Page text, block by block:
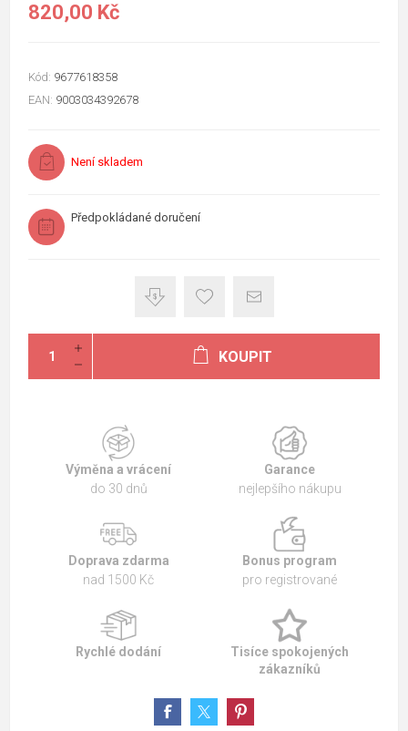
820,00 Kč
Kód: 9677618358
EAN: 9003034392678
Není skladem
Předpokládané doručení
KOUPIT
Výměna a vrácení
do 30 dnů
Garance
nejlepšího nákupu
Doprava zdarma
nad 1500 Kč
Bonus program
pro registrované
Rychlé dodání
Tisíce spokojených
zákazníků